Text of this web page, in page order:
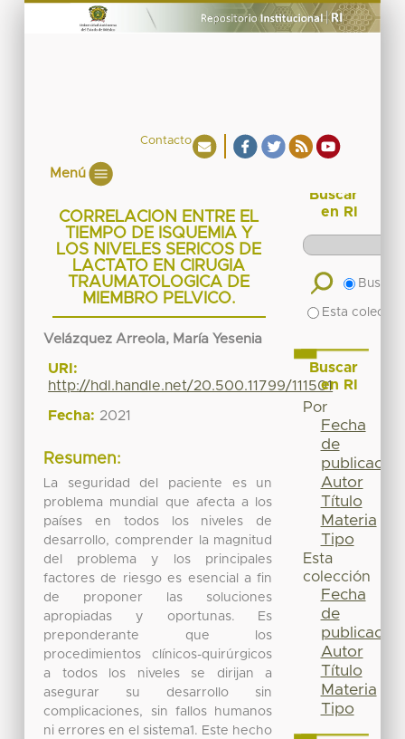
Contacto
Menú
CORRELACION ENTRE EL
TIEMPO DE ISQUEMIA Y
LOS NIVELES SERICOS DE
LACTATO EN CIRUGIA
TRAUMATOLOGICA DE
MIEMBRO PELVICO.
Velázquez Arreola, María Yesenia
URI:
http://hdl.handle.net/20.500.11799/111501
Fecha: 2021
Resumen:
La seguridad del paciente es un
problema mundial que afecta a los
países en todos los niveles de
desarrollo, comprender la magnitud
del problema y los principales
factores de riesgo es esencial a fin
de proponer las soluciones
apropiadas y oportunas. Es
preponderante que los
procedimientos clínicos-quirúrgicos
a todos los niveles se dirijan a
asegurar su desarrollo sin
complicaciones, sin fallos humanos
ni errores en el sistema1. Este hecho
Buscar
en RI
Buscar
Esta
Buscar
en RI
Por
Fecha
de
publicación
Autor
Título
Materia
Tipo
Esta
colección
Fecha
de
publicación
Autor
Título
Materia
Tipo